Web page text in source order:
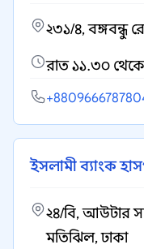
২৩১/৪, বঙ্গবন্ধু
রাত ১১.৩০
ইসলামী ব্যাংক
২৪/বি, আউটার
মতিঝিল, ঢাকা